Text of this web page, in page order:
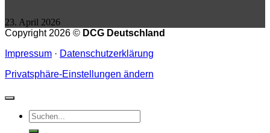
23. April 2026
Copyright 2026 © DCG Deutschland
Impressum · Datenschutzerklärung
Privatsphäre-Einstellungen ändern